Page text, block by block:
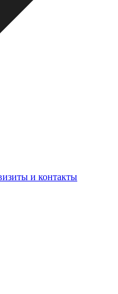
и контакты